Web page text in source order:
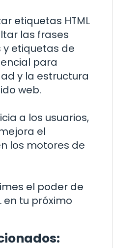
etiquetas HTML
las frases
etiquetas de
para
y la estructura
web.
a los usuarios,
el
los motores de
el poder de
en tu próximo